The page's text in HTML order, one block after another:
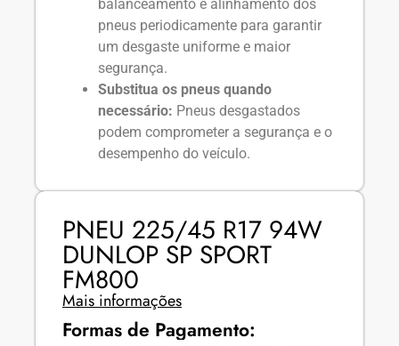
balanceamento e alinhamento dos
pneus periodicamente para garantir
um desgaste uniforme e maior
segurança.
Substitua os pneus quando
necessário: Pneus desgastados
podem comprometer a segurança e o
desempenho do veículo.
PNEU 225/45 R17 94W
DUNLOP SP SPORT
FM800
Mais informações
Formas de Pagamento: